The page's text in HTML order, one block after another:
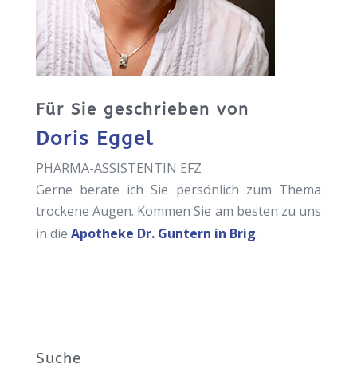
Für Sie geschrieben von
Doris Eggel
PHARMA-ASSISTENTIN EFZ
Gerne berate ich Sie persönlich zum Thema
trockene Augen. Kommen Sie am besten zu uns
in die Apotheke Dr. Guntern in Brig.
Suche